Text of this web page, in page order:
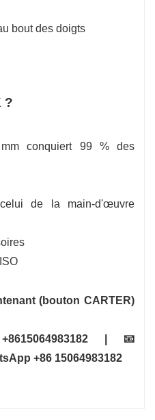
bout des doigts
?
conquiert 99 % des
de la main-d'œuvre
(bouton CARTER)
| 📧
+86 15064983182